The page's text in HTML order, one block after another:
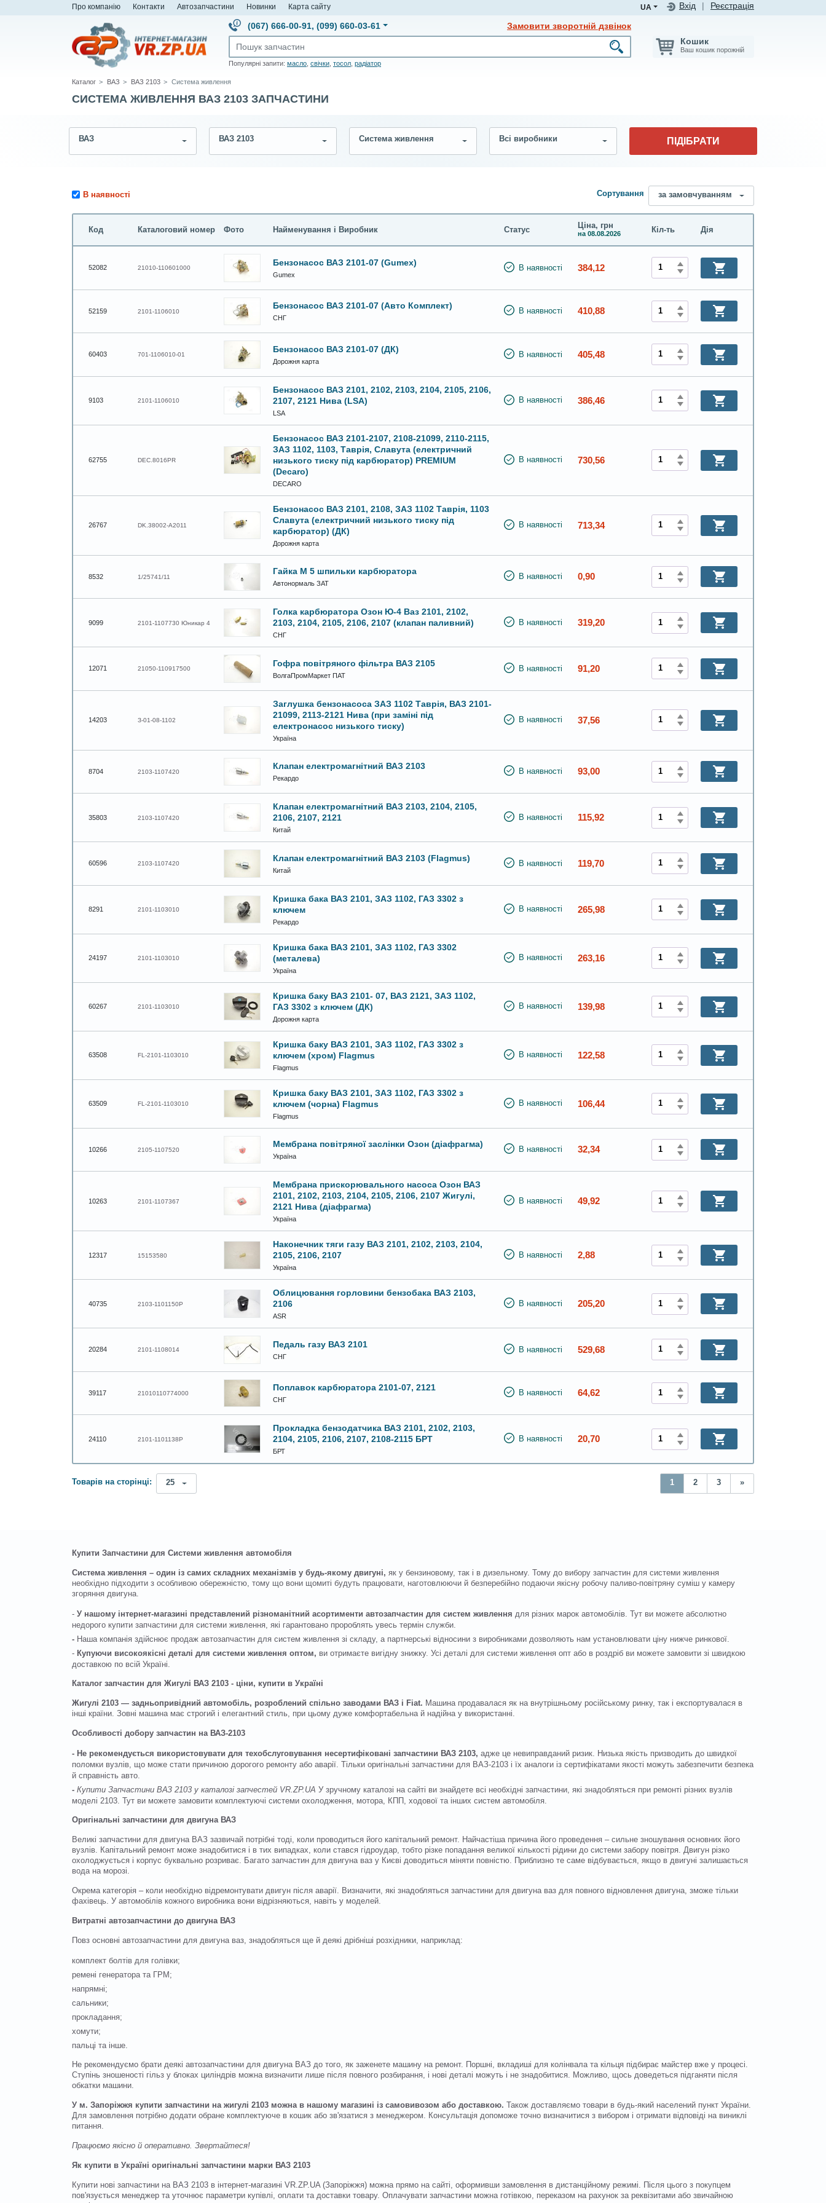
Про компанію Контакти Автозапчастини Новинки Карта сайту Вхід Реєстрація
UA
(067) 666-00-91, (099) 660-03-61 Замовити зворотній дзвінок
Популярні запити: масло свічки тосол радіатор
Кошик
Ваш кошик порожній
Каталог ВАЗ ВАЗ 2103 Система живлення
СИСТЕМА ЖИВЛЕННЯ ВАЗ 2103 ЗАПЧАСТИНИ
ВАЗ ВАЗ 2103 Система живлення Всі виробники ПІДІБРАТИ
В наявності Сортування за замовчуванням
Код Каталоговий номер Фото Найменування і Виробник Статус Ціна, грн
на 08.08.2026 Кіл-ть Дія
52082 21010-110601000
Бензонасос ВАЗ 2101-07 (Gumex)
Gumex
В наявності 384,12
52159 2101-1106010
Бензонасос ВАЗ 2101-07 (Авто Комплект)
СНГ
В наявності 410,88
60403 701-1106010-01
Бензонасос ВАЗ 2101-07 (ДК)
Дорожня карта
В наявності 405,48
9103 2101-1106010
Бензонасос ВАЗ 2101, 2102, 2103, 2104, 2105, 2106,
2107, 2121 Нива (LSA)
LSA
В наявності 386,46
62755 DEC.8016PR
Бензонасос ВАЗ 2101-2107, 2108-21099, 2110-2115,
ЗАЗ 1102, 1103, Таврія, Славута (електричний
низького тиску під карбюратор) PREMIUM
(Decaro)
DECARO
В наявності 730,56
26767 DK.38002-A2011
Бензонасос ВАЗ 2101, 2108, ЗАЗ 1102 Таврія, 1103
Славута (електричний низького тиску під
карбюратор) (ДК)
Дорожня карта
В наявності 713,34
8532 1/25741/11
Гайка М 5 шпильки карбюратора
Автонормаль ЗАТ
В наявності 0,90
9099 2101-1107730 Юникар 4
Голка карбюратора Озон Ю-4 Ваз 2101, 2102,
2103, 2104, 2105, 2106, 2107 (клапан паливний)
СНГ
В наявності 319,20
12071 21050-110917500
Гофра повітряного фільтра ВАЗ 2105
ВолгаПромМаркет ПАТ
В наявності 91,20
14203 З-01-08-1102
Заглушка бензонасоса ЗАЗ 1102 Таврія, ВАЗ 2101-
21099, 2113-2121 Нива (при заміні під
електронасос низького тиску)
Україна
В наявності 37,56
8704 2103-1107420
Клапан електромагнітний ВАЗ 2103
Рекардо
В наявності 93,00
35803 2103-1107420
Клапан електромагнітний ВАЗ 2103, 2104, 2105,
2106, 2107, 2121
Китай
В наявності 115,92
60596 2103-1107420
Клапан електромагнітний ВАЗ 2103 (Flagmus)
Китай
В наявності 119,70
8291 2101-1103010
Кришка бака ВАЗ 2101, ЗАЗ 1102, ГАЗ 3302 з
ключем
Рекардо
В наявності 265,98
24197 2101-1103010
Кришка бака ВАЗ 2101, ЗАЗ 1102, ГАЗ 3302
(металева)
Україна
В наявності 263,16
60267 2101-1103010
Кришка баку ВАЗ 2101- 07, ВАЗ 2121, ЗАЗ 1102,
ГАЗ 3302 з ключем (ДК)
Дорожня карта
В наявності 139,98
63508 FL-2101-1103010
Кришка баку ВАЗ 2101, ЗАЗ 1102, ГАЗ 3302 з
ключем (хром) Flagmus
Flagmus
В наявності 122,58
63509 FL-2101-1103010
Кришка баку ВАЗ 2101, ЗАЗ 1102, ГАЗ 3302 з
ключем (чорна) Flagmus
Flagmus
В наявності 106,44
10266 2105-1107520
Мембрана повітряної заслінки Озон (діафрагма)
Україна
В наявності 32,34
10263 2101-1107367
Мембрана прискорювального насоса Озон ВАЗ
2101, 2102, 2103, 2104, 2105, 2106, 2107 Жигулі,
2121 Нива (діафрагма)
Україна
В наявності 49,92
12317 15153580
Наконечник тяги газу ВАЗ 2101, 2102, 2103, 2104,
2105, 2106, 2107
Україна
В наявності 2,88
40735 2103-1101150Р
Облицювання горловини бензобака ВАЗ 2103,
2106
ASR
В наявності 205,20
20284 2101-1108014
Педаль газу ВАЗ 2101
СНГ
В наявності 529,68
39117 21010110774000
Поплавок карбюратора 2101-07, 2121
СНГ
В наявності 64,62
24110 2101-1101138Р
Прокладка бензодатчика ВАЗ 2101, 2102, 2103,
2104, 2105, 2106, 2107, 2108-2115 БРТ
БРТ
В наявності 20,70
Товарів на сторінці: 25 1 2 3 »
Купити Запчастини для Системи живлення автомобіля
Система живлення – один із самих складних механізмів у будь-якому двигуні, як у бензиновому, так і в дизельному. Тому до вибору запчастин для системи живлення
необхідно підходити з особливою обережністю, тому що вони щомиті будуть працювати, наготовлюючи й безперебійно подаючи якісну робочу паливо-повітряну суміш у камеру
згоряння двигуна.
- У нашому інтернет-магазині представлений різноманітний асортименти автозапчастин для систем живлення для різних марок автомобілів. Тут ви можете абсолютно
недорого купити запчастини для системи живлення, які гарантовано пророблять увесь термін служби.
- Наша компанія здійснює продаж автозапчастин для систем живлення зі складу, а партнерські відносини з виробниками дозволяють нам установлювати ціну нижче ринкової.
- Купуючи високоякісні деталі для системи живлення оптом, ви отримаєте вигідну знижку. Усі деталі для системи живлення опт або в роздріб ви можете замовити зі швидкою
доставкою по всій Україні.
Каталог запчастин для Жигулі ВАЗ 2103 - ціни, купити в Україні
Жигулі 2103 — задньопривідний автомобіль, розроблений спільно заводами ВАЗ і Fiat. Машина продавалася як на внутрішньому російському ринку, так і експортувалася в
інші країни. Зовні машина має строгий і елегантний стиль, при цьому дуже комфортабельна й надійна у використанні.
Особливості добору запчастин на ВАЗ-2103
- Не рекомендується використовувати для техобслуговування несертифіковані запчастини ВАЗ 2103, адже це невиправданий ризик. Низька якість призводить до швидкої
поломки вузлів, що може стати причиною дорогого ремонту або аварії. Тільки оригінальні запчастини для ВАЗ-2103 і їх аналоги із сертифікатами якості можуть забезпечити безпека
й справність авто.
- Купити Запчастини ВАЗ 2103 у каталозі запчестей VR.ZP. UA У зручному каталозі на сайті ви знайдете всі необхідні запчастини, які знадобляться при ремонті різних вузлів
моделі 2103. Тут ви можете замовити комплектуючі системи охолодження, мотора, КПП, ходової та інших систем автомобіля.
Оригінальні запчастини для двигуна ВАЗ
Великі запчастини для двигуна ВАЗ зазвичай потрібні тоді, коли проводиться його капітальний ремонт. Найчастіша причина його проведення – сильне зношування основних його
вузлів. Капітальний ремонт може знадобитися і в тих випадках, коли стався гідроудар, тобто різке попадання великої кількості рідини до системи забору повітря. Двигун різко
охолоджується і корпус буквально розриває. Багато запчастин для двигуна ваз у Києві доводиться міняти повністю. Приблизно те саме відбувається, якщо в двигуні залишається
вода на морозі.
Окрема категорія – коли необхідно відремонтувати двигун після аварії. Визначити, які знадобляться запчастини для двигуна ваз для повного відновлення двигуна, зможе тільки
фахівець. У автомобілів кожного виробника вони відрізняються, навіть у моделей.
Витратні автозапчастини до двигуна ВАЗ
Повз основні автозапчастини для двигуна ваз, знадобляться ще й деякі дрібніші розхідники, наприклад:
комплект болтів для голівки;
ремені генератора та ГРМ;
напрямні;
сальники;
прокладання;
хомути;
пальці та інше.
Не рекомендуємо брати деякі автозапчастини для двигуна ВАЗ до того, як заженете машину на ремонт. Поршні, вкладиші для колінвала та кільця підбирає майстер вже у процесі.
Ступінь зношеності гільз у блоках циліндрів можна визначити лише після повного розбирання, і нові деталі можуть і не знадобитися. Можливо, щось доведеться підганяти після
обкатки машини.
У м. Запоріжжя купити запчастини на жигулі 2103 можна в нашому магазині із самовивозом або доставкою. Також доставляємо товари в будь-який населений пункт України.
Для замовлення потрібно додати обране комплектуюче в кошик або зв'язатися з менеджером. Консультація допоможе точно визначитися з вибором і отримати відповіді на виниклі
питання.
Працюємо якісно й оперативно. Звертайтеся!
Як купити в Україні оригінальні запчастини марки ВАЗ 2103
Купити нові запчастини на ВАЗ 2103 в інтернет-магазині VR.ZP.UA (Запоріжжя) можна прямо на сайті, оформивши замовлення в дистанційному режимі. Після цього з покупцем
пов'язується менеджер та уточнює параметри купівлі, оплати та доставки товару. Оплачувати запчастини можна готівкою, переказом на рахунок за реквізитами або звичайною